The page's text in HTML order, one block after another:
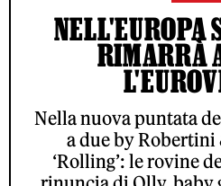
NELL'EUROPA
RIMARRÀ
Nella nuova puntata
a due by
‘Rolling’: le rovine